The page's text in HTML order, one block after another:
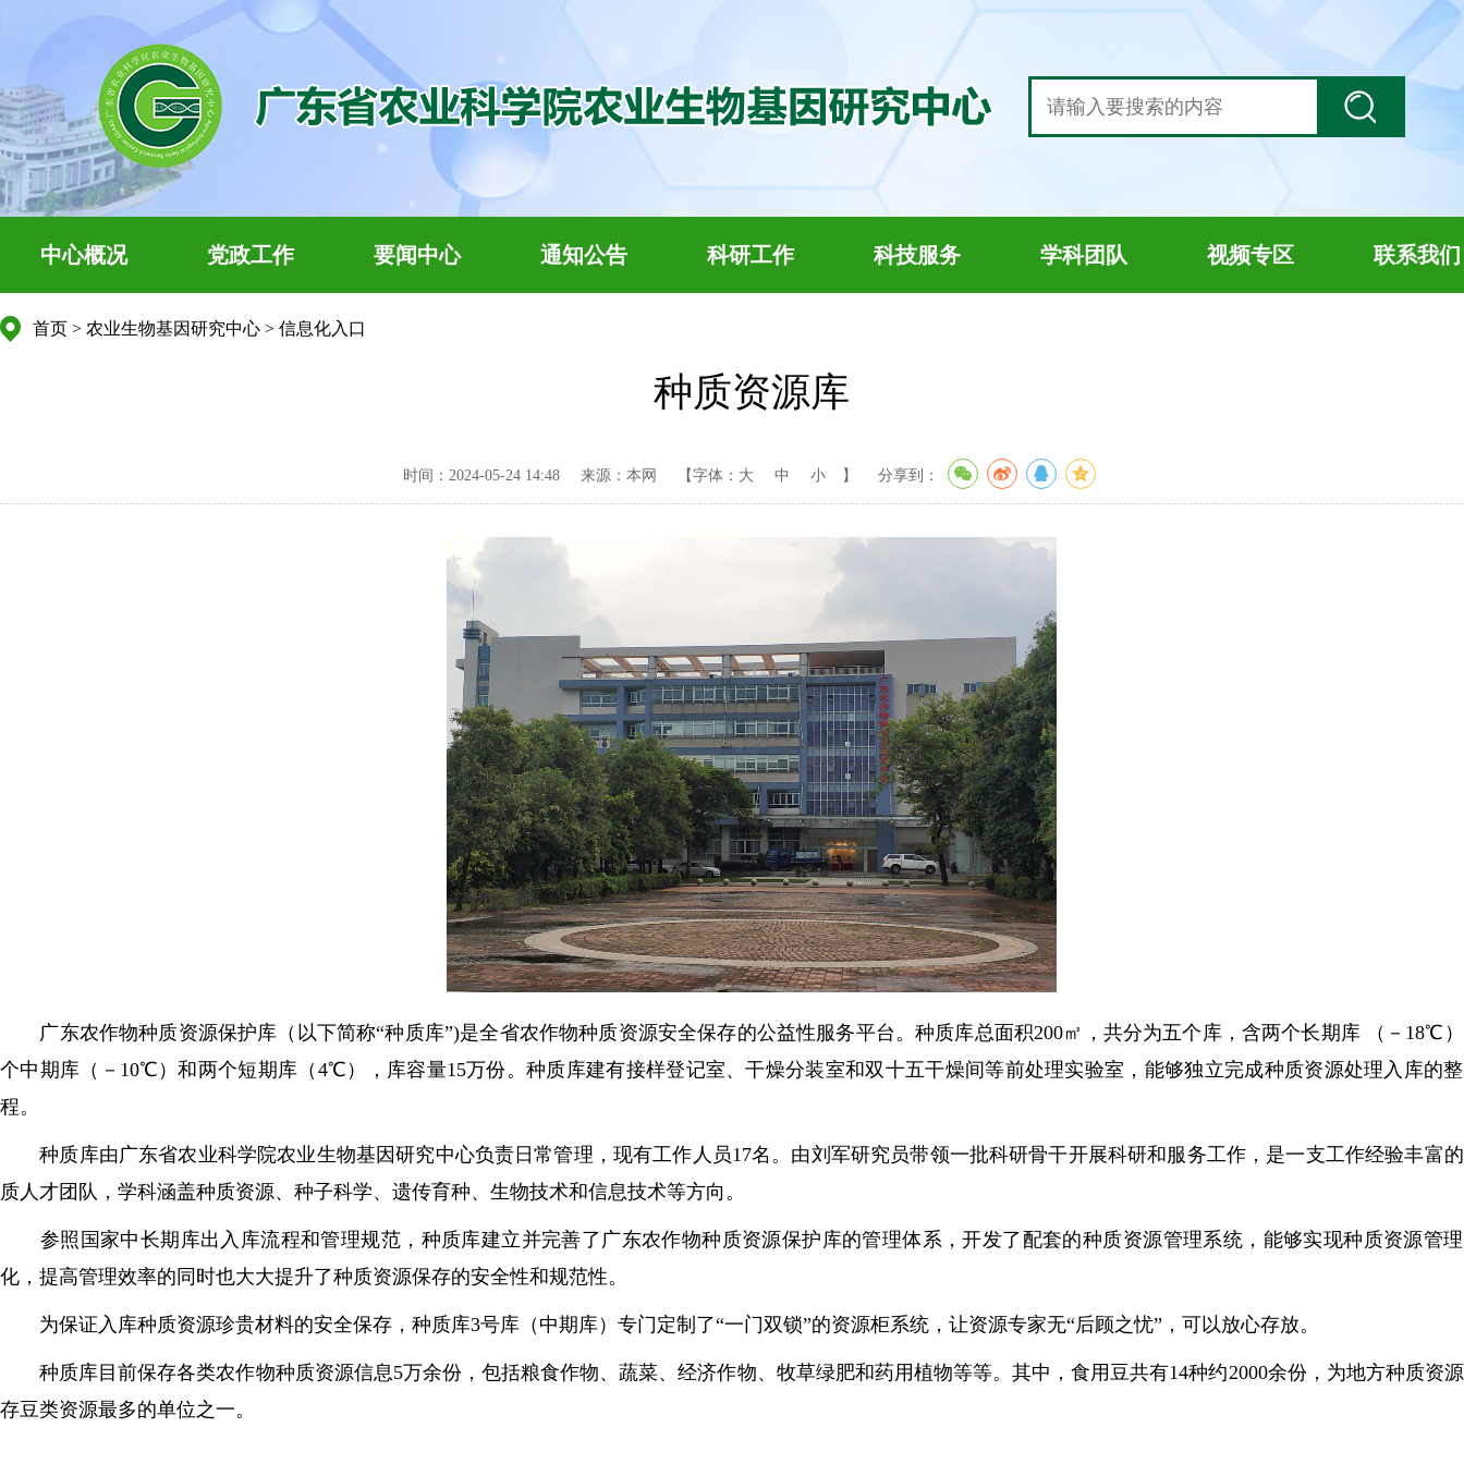
中心概况 党政工作 要闻中心 通知公告 科研工作 科技服务 学科团队 视频专区 联系我们
首页 > 农业生物基因研究中心 > 信息化入口
种质资源库
时间：2024-05-24 14:48 来源：本网 【字体： 大 中 小 】 分享到：
广东农作物种质资源保护库（以下简称“种质库”)是全省农作物种质资源安全保存的公益性服务平台。种质库总面积200㎡，共分为五个库，含两个长期库 （－18℃
个中期库（－10℃）和两个短期库（4℃），库容量15万份。种质库建有接样登记室、干燥分装室和双十五干燥间等前处理实验室，能够独立完成种质资源处理入库的
程。
种质库由广东省农业科学院农业生物基因研究中心负责日常管理，现有工作人员17名。由刘军研究员带领一批科研骨干开展科研和服务工作，是一支工作经验丰富
质人才团队，学科涵盖种质资源、种子科学、遗传育种、生物技术和信息技术等方向。
参照国家中长期库出入库流程和管理规范，种质库建立并完善了广东农作物种质资源保护库的管理体系，开发了配套的种质资源管理系统，能够实现种质资源管
化，提高管理效率的同时也大大提升了种质资源保存的安全性和规范性。
为保证入库种质资源珍贵材料的安全保存，种质库3号库（中期库）专门定制了“一门双锁”的资源柜系统，让资源专家无“后顾之忧”，可以放心存放。
种质库目前保存各类农作物种质资源信息5万余份，包括粮食作物、蔬菜、经济作物、牧草绿肥和药用植物等等。其中，食用豆共有14种约2000余份，为地方种质资
存豆类资源最多的单位之一。